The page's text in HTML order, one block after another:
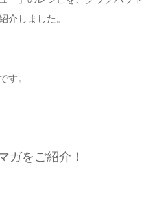
介しました。
す。
ガをご紹介！